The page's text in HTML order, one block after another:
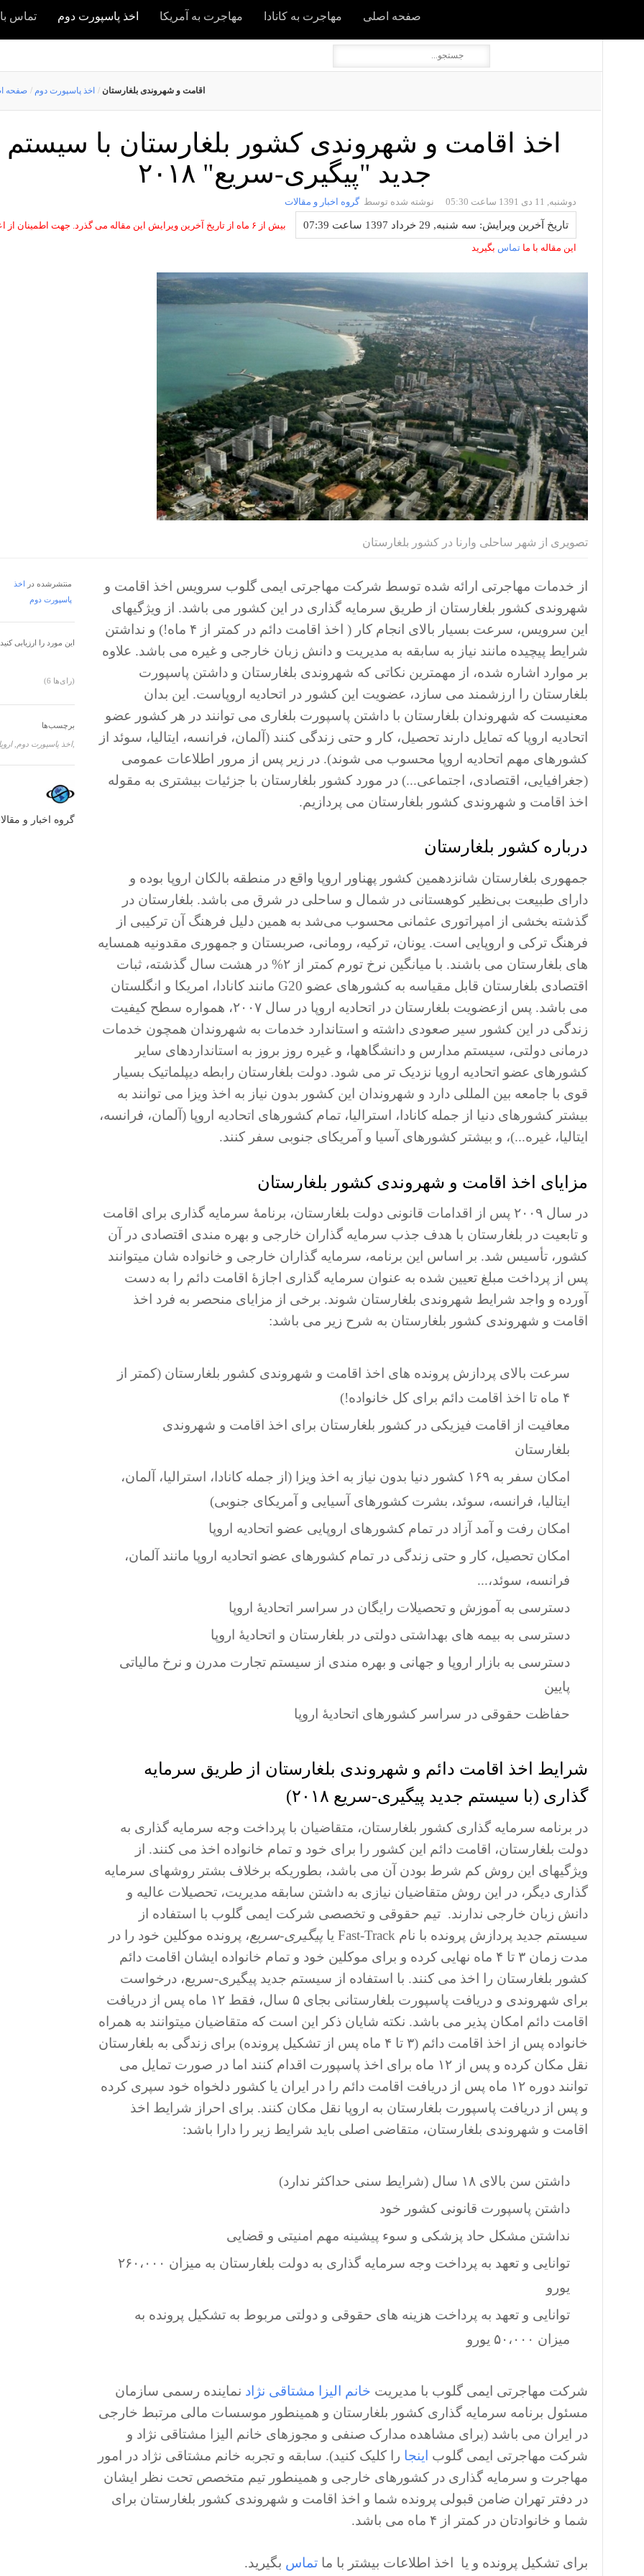
تماس اخذ پاسپورت دوم مهاجرت به آمریکا مهاجرت به کانادا صفحه اصلی
صفحه / اخذ پاسپورت دوم / اقامت و شهروندی بلغارستان
اخذ اقامت و شهروندی کشور بلغارستان با سیستم
جدید "پیگیری-سریع" ۲۰۱۸
دوشنبه, 11 دی 1391 ساعت 05:30 نوشته شده توسطگروه اخبار و مقالات
تاریخ آخرین ویرایش: سه شنبه, 29 خرداد 1397 ساعت 07:39 بیش از ۶ ماه از تاریخ آخرین ویرایش این مقاله می گذرد. جهت اطمینان از
این مقاله با ما تماس بگیرید
تصویری از شهر ساحلی وارنا در کشور بلغارستان
منتشرشده در اخذ
پاسپورت دوم
این مورد را ارزیابی کنید
(6 رای‌ها)
برچسب‌ها
اخذ پاسپورت دوم,اروپا,
گروه اخبار و
از خدمات مهاجرتی ارائه شده توسط شرکت مهاجرتی ایمی گلوب سرویس اخذ اقامت و
شهروندی کشور بلغارستان از طریق سرمایه گذاری در این کشور می باشد. از ویژگیهای
این سرویس، سرعت بسیار بالای انجام کار ( اخذ اقامت دائم در کمتر از ۴ ماه!) و نداشتن
شرایط پیچیده مانند نیاز به سابقه به مدیریت و دانش زبان خارجی و غیره می باشد. علاوه
بر موارد اشاره شده، از مهمترین نکاتی که شهروندی بلغارستان و داشتن پاسپورت
بلغارستان را ارزشمند می سازد، عضویت این کشور در اتحادیه اروپاست. این بدان
معنیست که شهروندان بلغارستان با داشتن پاسپورت بلغاری می توانند در هر کشور عضو
اتحادیه اروپا که تمایل دارند تحصیل، کار و حتی زندگی کنند (آلمان، فرانسه، ایتالیا، سوئد از
کشورهای مهم اتحادیه اروپا محسوب می شوند). در زیر پس از مرور اطلاعات عمومی
(جغرافیایی، اقتصادی، اجتماعی...) در مورد کشور بلغارستان با جزئیات بیشتری به مقوله
اخذ اقامت و شهروندی کشور بلغارستان می پردازیم.
درباره کشور بلغارستان
جمهوری بلغارستان شانزدهمین کشور پهناور اروپا واقع در منطقه بالکان اروپا بوده و
دارای طبیعت بی‌نظیر کوهستانی در شمال و ساحلی در شرق می باشد. بلغارستان در
گذشته بخشی از امپراتوری عثمانی محسوب می‌شد به همین دلیل فرهنگ آن ترکیبی از
فرهنگ ترکی و اروپایی است. یونان، ترکیه، رومانی، صربستان و جمهوری مقدونیه همسایه
های بلغارستان می باشند. با میانگین نرخ تورم کمتر از ۲% در هشت سال گذشته، ثبات
اقتصادی بلغارستان قابل مقیاسه به کشورهای عضو G20 مانند کانادا، امریکا و انگلستان
می باشد. پس ازعضویت بلغارستان در اتحادیه اروپا در سال ۲۰۰۷، همواره سطح کیفیت
زندگی در این کشور سیر صعودی داشته و استاندارد خدمات به شهروندان همچون خدمات
درمانی دولتی، سیستم مدارس و دانشگاهها، و غیره روز بروز به استانداردهای سایر
کشورهای عضو اتحادیه اروپا نزدیک تر می شود. دولت بلغارستان رابطه دیپلماتیک بسیار
قوی با جامعه بین المللی دارد و شهروندان این کشور بدون نیاز به اخذ ویزا می توانند به
بیشتر کشورهای دنیا از جمله کانادا، استرالیا، تمام کشورهای اتحادیه اروپا (آلمان، فرانسه،
ایتالیا، غیره...)، و بیشتر کشورهای آسیا و آمریکای جنوبی سفر کنند.
مزایای اخذ اقامت و شهروندی کشور بلغارستان
در سال ۲۰۰۹ پس از اقدامات قانونی دولت بلغارستان، برنامۀ سرمایه گذاری برای اقامت
و تابعیت در بلغارستان با هدف جذب سرمایه گذاران خارجی و بهره مندی اقتصادی در آن
کشور، تأسیس شد. بر اساس این برنامه، سرمایه گذاران خارجی و خانواده شان میتوانند
پس از پرداخت مبلغ تعیین شده به عنوان سرمایه گذاری اجازۀ اقامت دائم را به دست
آورده و واجد شرایط شهروندی بلغارستان شوند. برخی از مزایای منحصر به فرد اخذ
اقامت و شهروندی کشور بلغارستان به شرح زیر می باشد:
سرعت بالای پردازش پرونده های اخذ اقامت و شهروندی کشور بلغارستان (کمتر از
۴ ماه تا اخذ اقامت دائم برای کل خانواده!)
معافیت از اقامت فیزیکی در کشور بلغارستان برای اخذ اقامت و شهروندی
بلغارستان
امکان سفر به ۱۶۹ کشور دنیا بدون نیاز به اخذ ویزا (از جمله کانادا، استرالیا، آلمان،
ایتالیا، فرانسه، سوئد، بشرت کشورهای آسیایی و آمریکای جنوبی)
امکان رفت و آمد آزاد در تمام کشورهای اروپایی عضو اتحادیه اروپا
امکان تحصیل، کار و حتی زندگی در تمام کشورهای عضو اتحادیه اروپا مانند آلمان،
فرانسه، سوئد،...
دسترسی به آموزش و تحصیلات رایگان در سراسر اتحادیۀ اروپا
دسترسی به بیمه های بهداشتی دولتی در بلغارستان و اتحادیۀ اروپا
دسترسی به بازار اروپا و جهانی و بهره مندی از سیستم تجارت مدرن و نرخ مالیاتی
پایین
حفاظت حقوقی در سراسر کشورهای اتحادیۀ اروپا
شرایط اخذ اقامت دائم و شهروندی بلغارستان از طریق سرمایه
گذاری (با سیستم جدید پیگیری-سریع ۲۰۱۸)
در برنامه سرمایه گذاری کشور بلغارستان، متقاضیان با پرداخت وجه سرمایه گذاری به
دولت بلغارستان، اقامت دائم این کشور را برای خود و تمام خانواده اخذ می کنند. از
ویژگیهای این روش کم شرط بودن آن می باشد، بطوریکه برخلاف بشتر روشهای سرمایه
گذاری دیگر، در این روش متقاضیان نیازی به داشتن سابقه مدیریت، تحصیلات عالیه و
دانش زبان خارجی ندارند. تیم حقوقی و تخصصی شرکت ایمی گلوب با استفاده از
سیستم جدید پردازش پرونده با نام Fast-Track یا
پیگیری-سریع، پرونده موکلین خود را در
مدت زمان ۳ تا ۴ ماه نهایی کرده و برای موکلین خود و تمام خانواده ایشان اقامت دائم
کشور بلغارستان را اخذ می کنند. با استفاده از سیستم جدید پیگیری-سریع، درخواست
برای شهروندی و دریافت پاسپورت بلغارستانی بجای ۵ سال، فقط ۱۲ ماه پس از دریافت
اقامت دائم امکان پذیر می باشد. نکته شایان ذکر این است که متقاضیان میتوانند به همراه
خانواده پس از اخذ اقامت دائم (۳ تا ۴ ماه پس از تشکیل پرونده) برای زندگی به بلغارستان
نقل مکان کرده و پس از ۱۲ ماه برای اخذ پاسپورت اقدام کنند اما در صورت تمایل می
توانند دوره ۱۲ ماه پس از دریافت اقامت دائم را در ایران یا کشور دلخواه خود سپری کرده
و پس از دریافت پاسپورت بلغارستان به اروپا نقل مکان کنند. برای احراز شرایط اخذ
اقامت و شهروندی بلغارستان، متقاضی اصلی باید شرایط زیر را دارا باشد:
داشتن سن بالای ۱۸ سال (شرایط سنی حداکثر ندارد)
داشتن پاسپورت قانونی کشور خود
نداشتن مشکل حاد پزشکی و سوء پیشینه مهم امنیتی و قضایی
توانایی و تعهد به پرداخت وجه سرمایه گذاری به دولت بلغارستان به میزان ۲۶۰،۰۰۰
یورو
توانایی و تعهد به پرداخت هزینه های حقوقی و دولتی مربوط به تشکیل پرونده به
میزان ۵۰،۰۰۰ یورو
شرکت مهاجرتی ایمی گلوب با مدیریت خانم الیزا مشتاقی نژاد نماینده رسمی سازمان
مسئول برنامه سرمایه گذاری کشور بلغارستان و همینطور موسسات مالی مرتبط خارجی
در ایران می باشد (برای مشاهده مدارک صنفی و مجوزهای خانم الیزا مشتاقی نژاد و
شرکت مهاجرتی ایمی گلوب اینجا را کلیک کنید). سابقه و تجربه خانم مشتاقی نژاد در امور
مهاجرت و سرمایه گذاری در کشورهای خارجی و همینطور تیم متخصص تحت نظر ایشان
در دفتر تهران ضامن قبولی پرونده شما و اخذ اقامت و شهروندی کشور بلغارستان برای
شما و خانوادتان در کمتر از ۴ ماه می باشد.
برای تشکیل پرونده و یا اخذ اطلاعات بیشتر با ما تماس بگیرید.